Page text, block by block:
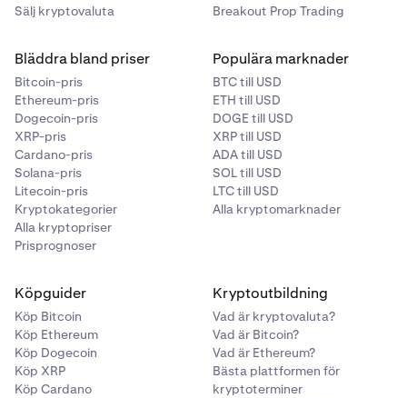
Risker med att använda en autentiseringsapp
Sälj kryptovaluta
Breakout Prop Trading
Bläddra bland priser
Bitcoin-pris
Ethereum-pris
Dogecoin-pris
XRP-pris
Cardano-pris
Solana-pris
Litecoin-pris
Kryptokategorier
Alla kryptopriser
Prisprognoser
Populära marknader
BTC till USD
ETH till USD
DOGE till USD
XRP till USD
ADA till USD
SOL till USD
LTC till USD
Alla kryptomarknader
Köpguider
Köp Bitcoin
Köp Ethereum
Köp Dogecoin
Köp XRP
Köp Cardano
Kryptoutbildning
Vad är kryptovaluta?
Vad är Bitcoin?
Vad är Ethereum?
Bästa plattformen för
kryptoterminer